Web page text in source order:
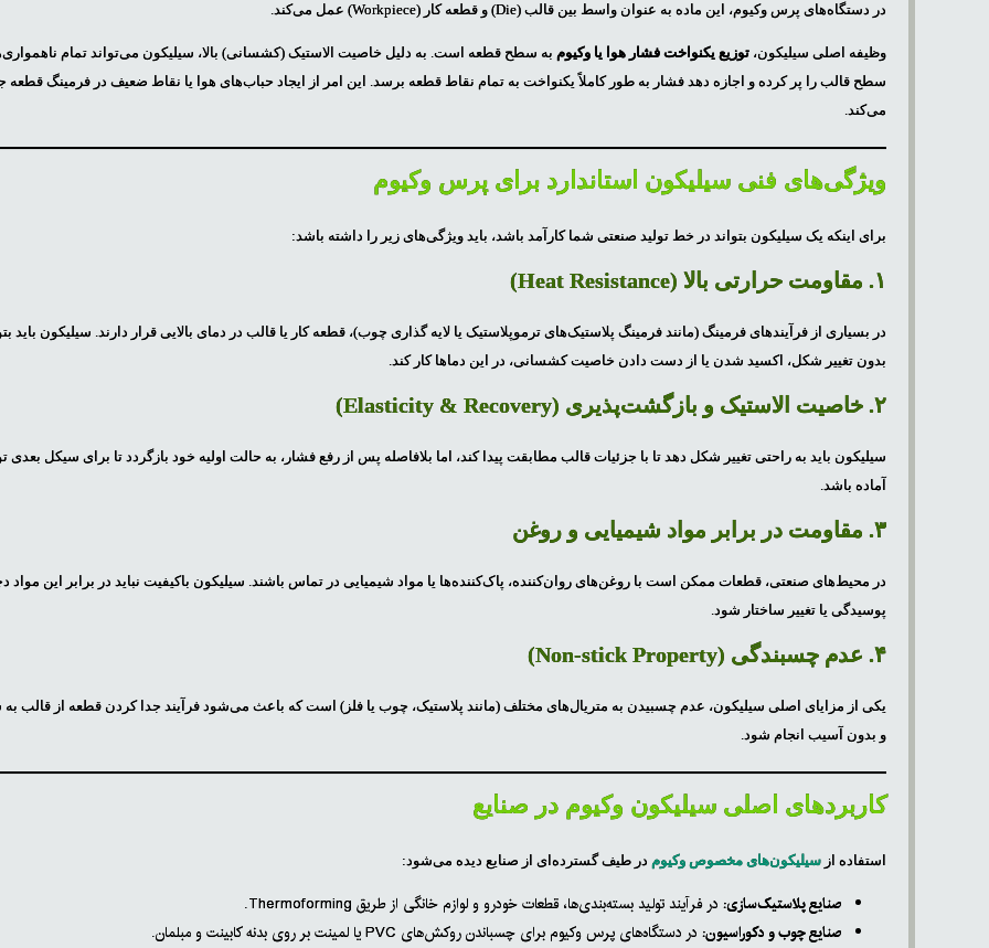
در دستگاه‌های پرس وکیوم، این ماده به عنوان واسط بین قالب (Die) و قطعه کار (Workpiece) عمل می‌کند.
وظیفه اصلی سیلیکون،توزیع یکنواخت فشار هوا یا وکیوم به سطح قطعه است. به دلیل خاصیت الاستیک (کشسانی) بالا، سیلیکون می‌تواند تمام
سطح قالب را پر کرده و اجازه دهد فشار به طور کاملاً یکنواخت به تمام نقاط قطعه برسد. این امر از ایجاد حباب‌های هوا یا نقاط ضعیف در فرمینگ قطعه
می‌کند.
ویژگی‌های فنی سیلیکون استاندارد برای پرس وکیوم
برای اینکه یک سیلیکون بتواند در خط تولید صنعتی شما کارآمد باشد، باید ویژگی‌های زیر را داشته باشد:
۱. مقاومت حرارتی بالا (Heat Resistance)
در بسیاری از فرآیندهای فرمینگ (مانند فرمینگ پلاستیک‌های ترموپلاستیک یا لایه گذاری چوب)، قطعه کار یا قالب در دمای بالایی قرار دارند. سیلیکون باید
بدون تغییر شکل، اکسید شدن یا از دست دادن خاصیت کشسانی، در این دماها کار کند.
۲. خاصیت الاستیک و بازگشت‌پذیری (Elasticity & Recovery)
سیلیکون باید به راحتی تغییر شکل دهد تا با جزئیات قالب مطابقت پیدا کند، اما بلافاصله پس از رفع فشار، به حالت اولیه خود بازگردد تا برای سیکل بعدی
آماده باشد.
۳. مقاومت در برابر مواد شیمیایی و روغن
در محیط‌های صنعتی، قطعات ممکن است با روغن‌های روان‌کننده، پاک‌کننده‌ها یا مواد شیمیایی در تماس باشند. سیلیکون باکیفیت نباید در برابر این مواد
پوسیدگی یا تغییر ساختار شود.
۴. عدم چسبندگی (Non-stick Property)
یکی از مزایای اصلی سیلیکون، عدم چسبیدن به متریال‌های مختلف (مانند پلاستیک، چوب یا فلز) است که باعث می‌شود فرآیند جدا کردن قطعه از قالب
و بدون آسیب انجام شود.
کاربردهای اصلی سیلیکون وکیوم در صنایع
استفاده از سیلیکون‌های مخصوص وکیوم در طیف گسترده‌ای از صنایع دیده می‌شود:
صنایع پلاستیک‌سازی: در فرآیند تولید بسته‌بندی‌ها، قطعات خودرو و لوازم خانگی از طریق Thermoforming.
صنایع چوب و دکوراسیون: در دستگاه‌های پرس وکیوم برای چسباندن روکش‌های PVC یا لمینت بر روی بدنه کابینت و مبلمان.